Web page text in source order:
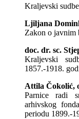
Kraljevski
Ljiljana
Zakon o javnim
doc. dr. sc.
Kraljevski
1857.-1918.
Attila Čokolić,
Parnice radi
arhivskog
periodu 1899.-